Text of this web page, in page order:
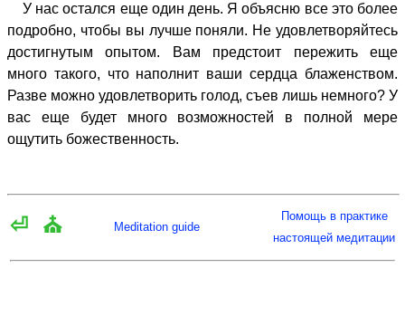
У нас остался еще один день. Я объясню все это более
подробно, чтобы вы лучше поняли. Не удовлетворяйтесь
достигнутым опытом. Вам предстоит пережить еще
много такого, что наполнит ваши сердца блаженством.
Разве можно удовлетворить голод, съев лишь немного? У
вас еще будет много возможностей в полной мере
ощутить божественность.
⏎ ⛪ Meditation guide
Помощь в практике
настоящей медитации